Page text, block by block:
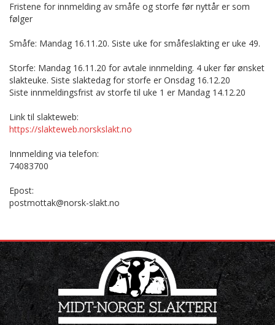
Fristene for innmelding av småfe og storfe før nyttår er som
følger
Småfe: Mandag 16.11.20. Siste uke for småfeslakting er uke 49.
Storfe: Mandag 16.11.20 for avtale innmelding. 4 uker før ønsket
slakteuke. Siste slaktedag for storfe er Onsdag 16.12.20
Siste innmeldingsfrist av storfe til uke 1 er Mandag 14.12.20
Link til slakteweb:
https://slakteweb.norskslakt.no
Innmelding via telefon:
74083700
Epost:
postmottak@norsk-slakt.no